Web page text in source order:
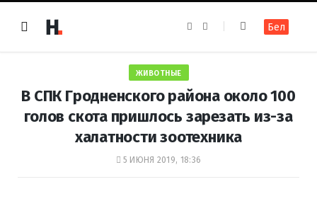
e
k
t
a
m
Бел
ЖИВОТНЫЕ
В СПК Гродненского района около 100
голов скота пришлось зарезать из-за
халатности зоотехника
5 ИЮНЯ 2019, 18:36